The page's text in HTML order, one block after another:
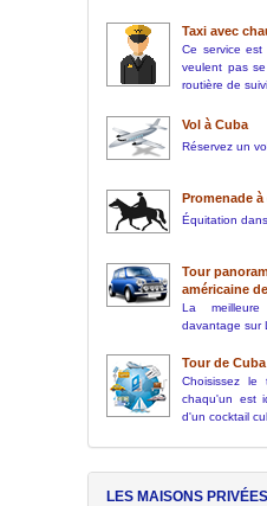
Taxi avec
Ce service
veulent pas
routière de suivi
Vol à Cuba
Réservez un
Promenade à
Équitation
Tour
américaine
La
davantage sur
Tour de Cuba
Choisissez le
chaqu'un est
d'un cocktail
LES MAISONS